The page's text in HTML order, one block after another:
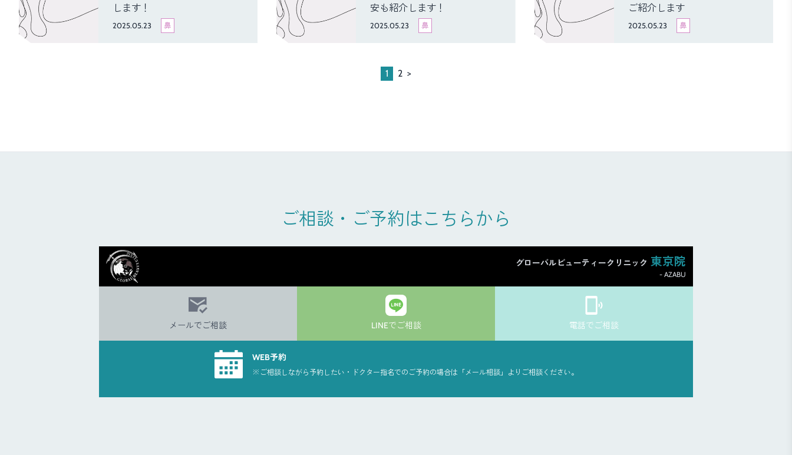
します！
2025.05.23 鼻
安も紹介します！
2025.05.23 鼻
ご紹介します
2025.05.23 鼻
1 2 >
ご相談・ご予約はこちらから
グローバルビューティークリニック 東京院
- AZABU
メールでご相談 LINEでご相談 電話でご相談
WEB予約
※ご相談しながら予約したい・ドクター指名でのご予約の場合は「メール相談」よりご相談ください。